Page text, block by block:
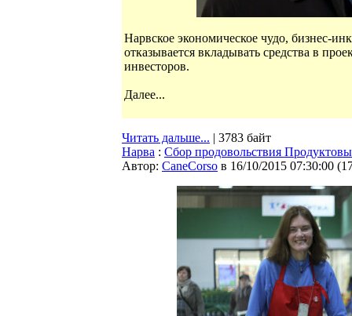
Нарвское экономическое чудо, бизнес-
отказывается вкладывать средства в
инвесторов.
Далее...
Читать дальше... | 3783 байт
Нарва : Сбор продовольствия
Автор: CaneCorso в 16/10/2015 07:30:00 (